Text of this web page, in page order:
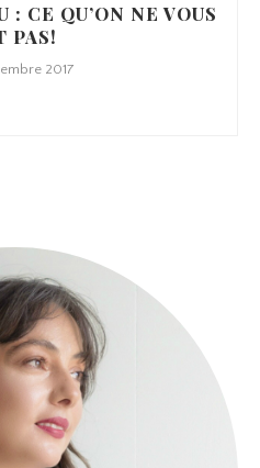
: CE QU’ON NE VOUS
PAS!
2017